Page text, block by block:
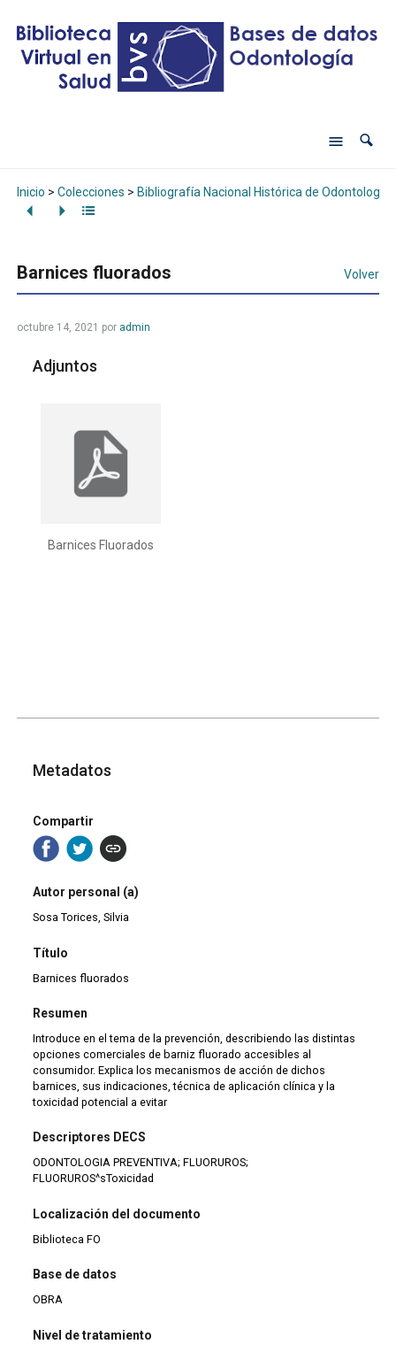
Inicio > Colecciones > Bibliografía Nacional Histórica de Odontología
Barnices fluorados Volver
octubre 14, 2021 por admin
Adjuntos
Barnices Fluorados
Metadatos
Compartir
Autor personal (a)
Sosa Torices, Silvia
Título
Barnices fluorados
Resumen
Introduce en el tema de la prevención, describiendo las distintas
opciones comerciales de barniz fluorado accesibles al
consumidor. Explica los mecanismos de acción de dichos
barnices, sus indicaciones, técnica de aplicación clínica y la
toxicidad potencial a evitar
Descriptores DECS
ODONTOLOGIA PREVENTIVA; FLUORUROS;
FLUORUROS^sToxicidad
Localización del documento
Biblioteca FO
Base de datos
OBRA
Nivel de tratamiento